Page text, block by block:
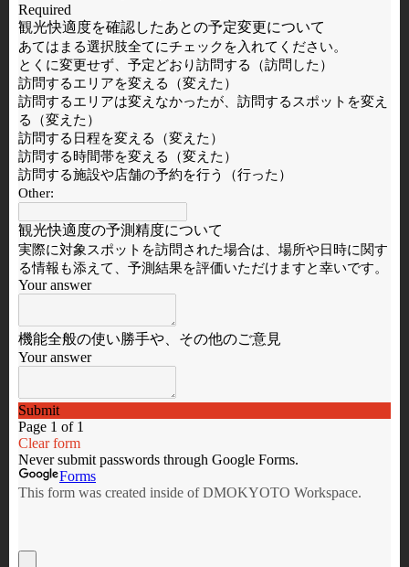
（公財）京都高度技術研究所 / 写真協
力：三宅徹、水野克比古、水野秀比古、
柴田明蘭、平林義章、横山健蔵 他
よくある質問・お問い合わせ
広告掲載について
イベント情報提供窓口
聴覚に障がいのある方など電話による
御相談が難しい方はこちら
京都ユニバーサル観光ナビ
ユニバーサルツーリズム・コンシェルジ
ュでは、それぞれの得意分野を持ったコ
して障害にあった注意事項やアドバイス
を無償でさせていただきます。
撮影支援に関するお問い合わせ